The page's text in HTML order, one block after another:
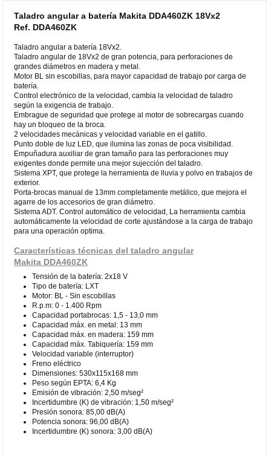
Taladro angular a batería Makita DDA460ZK 18Vx2
Ref. DDA460ZK
Taladro angular a batería 18Vx2.
Taladro angular de 18Vx2 de gran potencia, para perforaciones de
grandes diámetros en madera y metal.
Motor BL sin escobillas, para mayor capacidad de trabajo por carga de
batería.
Control electrónico de la velocidad, cambia la velocidad de taladro
según la exigencia de trabajo.
Embrague de seguridad que protege al motor de sobrecargas cuando
hay un bloqueo de la broca.
2 velocidades mecánicas y velocidad variable en el gatillo.
Punto doble de luz LED, que ilumina las zonas de poca visibilidad.
Empuñadura auxiliar de gran tamaño para las perforaciones muy
exigentes donde permite una mejor sujección del taladro.
Sistema XPT, que protege la herramienta de lluvia y polvo en trabajos de
exterior.
Porta-brocas manual de 13mm completamente metálico, que mejora el
agarre de los accesorios de gran diámetro.
Sistema ADT. Control automático de velocidad, La herramienta cambia
automáticamente la velocidad de corte ajustándose a la carga de trabajo
para una operación optima.
Características técnicas del taladro angular
Makita DDA460ZK
Tensión de la batería: 2x18 V
Tipo de batería: LXT
Motor: BL - Sin escobillas
R.p.m: 0 - 1.400 Rpm
Capacidad portabrocas: 1,5 - 13,0 mm
Capacidad máx. en metal: 13 mm
Capacidad máx. en madera: 159 mm
Capacidad máx. Tabiquería: 159 mm
Velocidad variable (interruptor)
Freno eléctrico
Dimensiones: 530x115x168 mm
Peso según EPTA: 6,4 Kg
Emisión de vibración: 2,50 m/seg²
Incertidumbre (K) de vibración: 1,50 m/seg²
Presión sonora: 85,00 dB(A)
Potencia sonora: 96,00 dB(A)
Incertidumbre (K) sonora: 3,00 dB(A)